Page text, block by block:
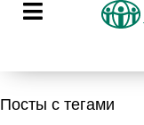
Посты с тегами